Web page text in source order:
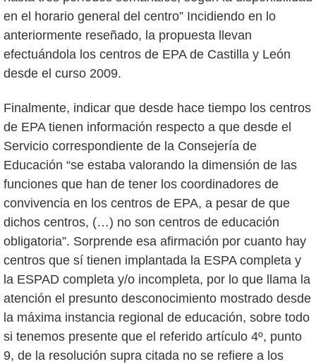
en el horario general del centro” Incidiendo en lo
anteriormente reseñado, la propuesta llevan
efectuándola los centros de EPA de Castilla y León
desde el curso 2009.
Finalmente, indicar que desde hace tiempo los centros
de EPA tienen información respecto a que desde el
Servicio correspondiente de la Consejería de
Educación “se estaba valorando la dimensión de las
funciones que han de tener los coordinadores de
convivencia en los centros de EPA, a pesar de que
dichos centros, (…) no son centros de educación
obligatoria”. Sorprende esa afirmación por cuanto hay
centros que sí tienen implantada la ESPA completa y
la ESPAD completa y/o incompleta, por lo que llama la
atención el presunto desconocimiento mostrado desde
la máxima instancia regional de educación, sobre todo
si tenemos presente que el referido artículo 4º, punto
9, de la resolución supra citada no se refiere a los